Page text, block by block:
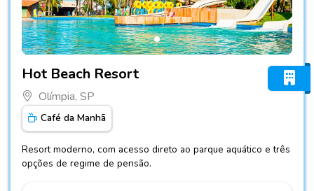
Hot Beach Resort
Olímpia, SP
Café da Manhã
Resort moderno, com acesso direto ao parque aquático e três
opções de regime de pensão.